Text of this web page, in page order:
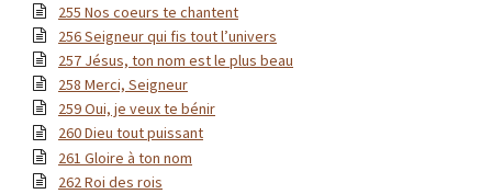
255 Nos coeurs te chantent
256 Seigneur qui fis tout l’univers
257 Jésus, ton nom est le plus beau
258 Merci, Seigneur
259 Oui, je veux te bénir
260 Dieu tout puissant
261 Gloire à ton nom
262 Roi des rois